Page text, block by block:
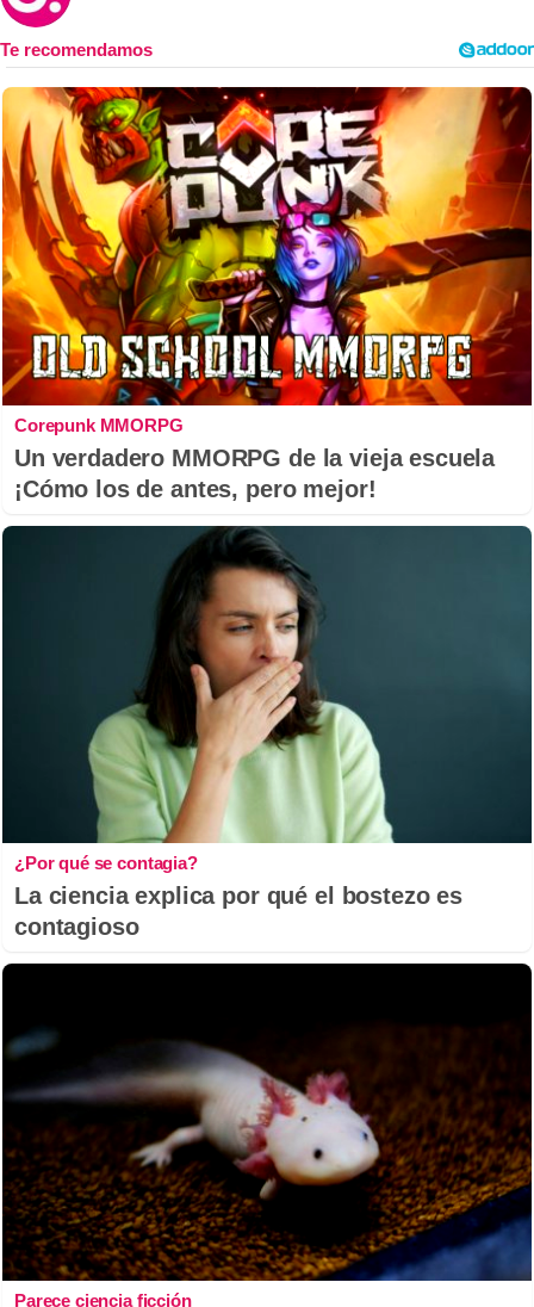
Corepunk MMORPG
Un verdadero MMORPG de la vieja escuela
¡Cómo los de antes, pero mejor!
¿Por qué se contagia?
La ciencia explica por qué el bostezo es
contagioso
Parece ciencia ficción